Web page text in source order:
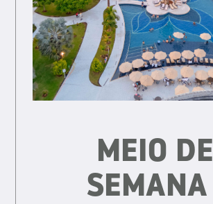
MEIO DE
SEMANA |